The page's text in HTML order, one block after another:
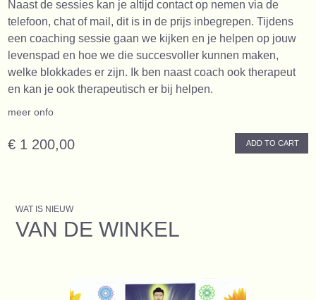
Naast de sessies kan je altijd contact op nemen via de
telefoon, chat of mail, dit is in de prijs inbegrepen. Tijdens
een coaching sessie gaan we kijken en je helpen op jouw
levenspad en hoe we die succesvoller kunnen maken,
welke blokkades er zijn. Ik ben naast coach ook therapeut
en kan je ook therapeutisch er bij helpen.
meer onfo
€ 1 200,00 ADD TO CART
WAT IS NIEUW
VAN DE WINKEL